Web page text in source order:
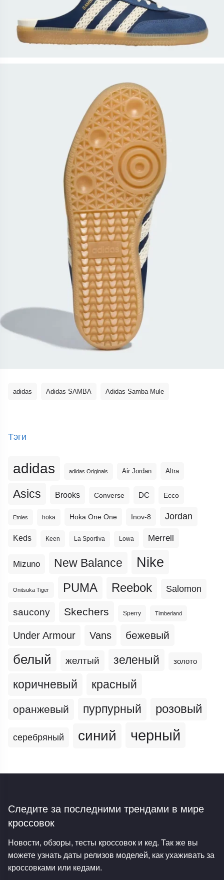
adidas Adidas SAMBA Adidas Samba Mule
Тэги
adidas adidas Originals Air Jordan Altra
Asics Brooks Converse DC Ecco
Etnies hoka Hoka One One Inov-8 Jordan
Keds Keen La Sportiva Lowa Merrell
Mizuno New Balance Nike
Onitsuka Tiger PUMA Reebok Salomon
saucony Skechers Sperry Timberland
Under Armour Vans бежевый
белый желтый зеленый золото
коричневый красный
оранжевый пурпурный розовый
серебряный синий черный
Следите за последними трендами в мире
кроссовок
Новости, обзоры, тесты кроссовок и кед. Так же вы
можете узнать даты релизов моделей, как ухаживать за
кроссовками или кедами.